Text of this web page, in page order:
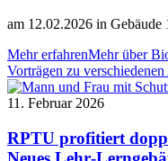
am 12.02.2026 in Gebäude
Mehr erfahrenMehr über
Vorträgen zu
11. Februar 2026
RPTU profitiert